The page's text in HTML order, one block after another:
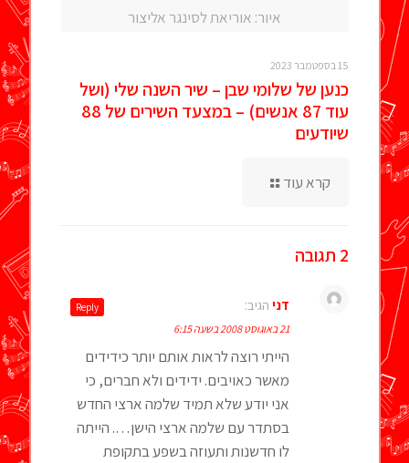
איור: אוריאת לסינגר אליצור
15 בספטמבר 2023
כנען של שלומי שבן – שיר השנה שלי (ושל
עוד 87 אנשים) – במצעד השירים של 88
שיודעים
קרא עוד
2 תגובה
דני הגיב:
21 באוגוסט 2008 בשעה 6:15
הייתי רוצה לראות אותם יותר כידידים
מאשר כאויבים. ידידים ולא חברים, כי
אני יודע שלא תמיד שלמה ארצי החדש
בסתדר עם שלמה ארצי הישן…. הייתה
לו חדשנות ותעוזה בשפע בתקופת
Reply